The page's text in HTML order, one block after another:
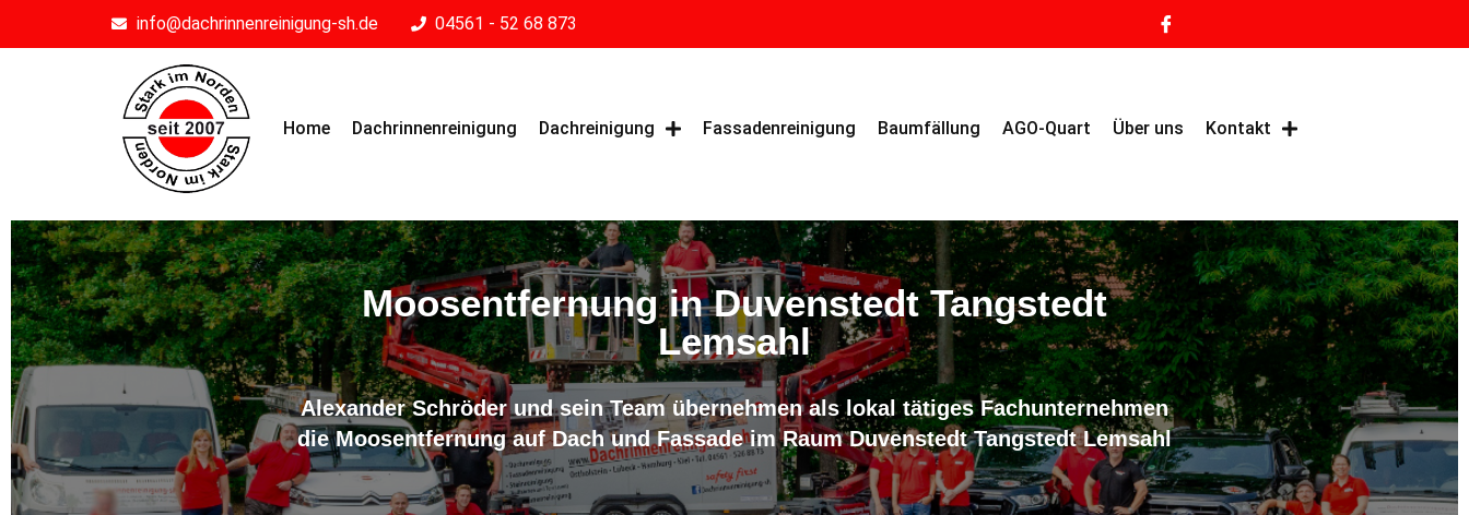
info@dachrinnenreinigung-sh.de 04561 - 52 68 873
Home Dachrinnenreinigung Dachreinigung Fassadenreinigung Baumfällung AGO-Quart Über uns Kontakt
Moosentfernung in Duvenstedt Tangstedt
Lemsahl
Alexander Schröder und sein Team übernehmen als lokal tätiges Fachunternehmen
die Moosentfernung auf Dach und Fassade im Raum Duvenstedt Tangstedt Lemsahl